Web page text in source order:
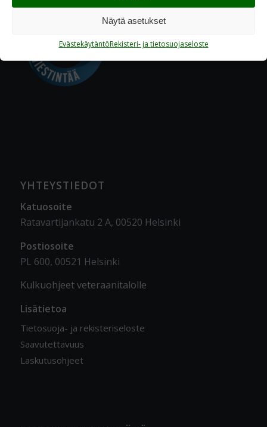
Näytä asetukset
EvästekäytäntöRekisteri- ja tietosuojaseloste
YHTEYSTIEDOT
Katuosoite
Ratavartijankatu 2 A, 00520 Helsinki
Postiosoite
PL 600, 00521 Helsinki
Kulkuohjeet veteraanitalolle
Lisätietoa
Tietosuoja- ja rekisteriseloste
Saavutettavuus
Laskutusohjeet